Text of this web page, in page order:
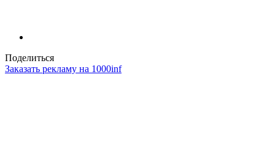
Поделиться
Заказать рекламу на 1000inf